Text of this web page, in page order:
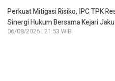
Perkuat Mitigasi Risiko, IPC TPK
Sinergi Hukum Bersama Kejari
06/08/2026 | 21:53 WIB